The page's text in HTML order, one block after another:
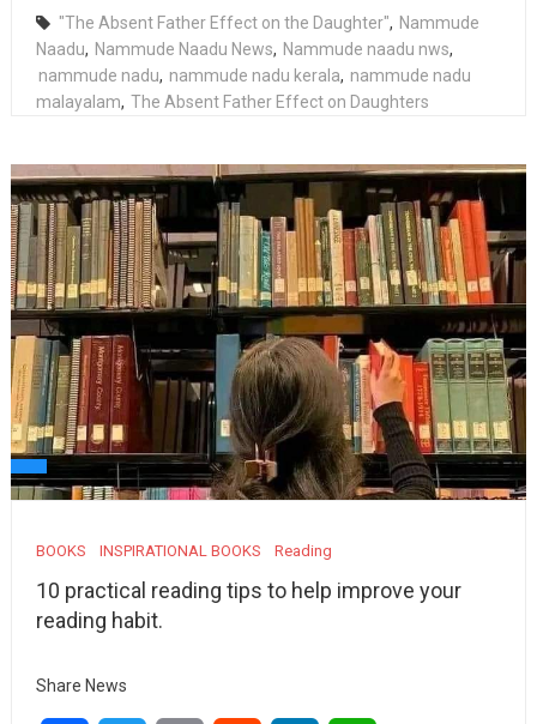
"The Absent Father Effect on the Daughter", Nammude
Naadu, Nammude Naadu News, Nammude naadu nws,
nammude nadu, nammude nadu kerala, nammude nadu
malayalam, The Absent Father Effect on Daughters
BOOKS INSPIRATIONAL BOOKS Reading
10 practical reading tips to help improve your
reading habit.
Share News